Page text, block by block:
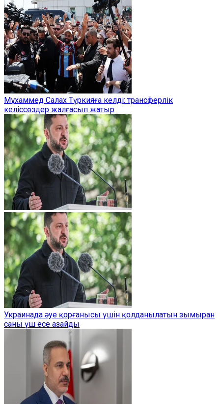
Мұхаммед Салах Түркияға келді: трансферлік
келіссөздер жалғасып жатыр
Украинада әуе қорғанысы үшін қолданылатын зымыран
саны үш есе азайды